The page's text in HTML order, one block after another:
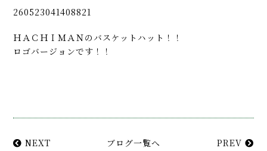
260523041408821
ＨＡＣＨＩＭＡＮのバスケットハット！！
ロゴバージョンです！！
NEXT ブログ一覧へ PREV